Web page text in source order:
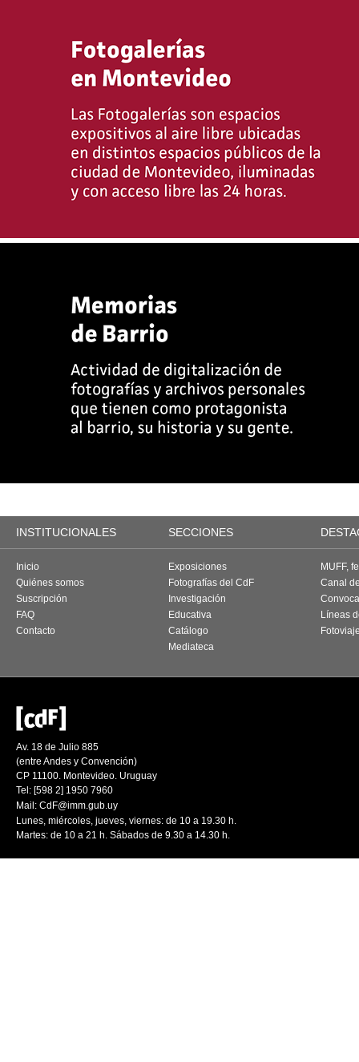
INSTITUCIONALES SECCIONES
Inicio
Quiénes somos
Suscripción
FAQ
Contacto
Exposiciones
Fotografías del CdF
Investigación
Educativa
Catálogo
Mediateca
MUFF,
Canal
Líneas
Av. 18 de Julio 885
(entre Andes y Convención)
CP 11100. Montevideo. Uruguay
Tel: [598 2] 1950 7960
Mail: CdF@imm.gub.uy
Lunes, miércoles, jueves, viernes: de 10 a 19.30 h.
Martes: de 10 a 21 h. Sábados de 9.30 a 14.30 h.